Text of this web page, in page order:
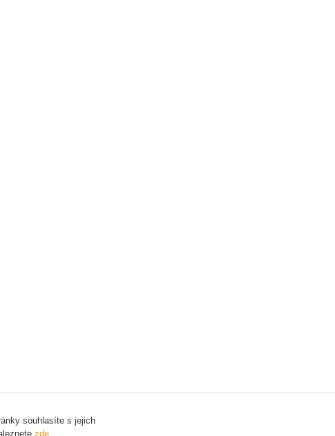
souhlasíte s jejich
zde.